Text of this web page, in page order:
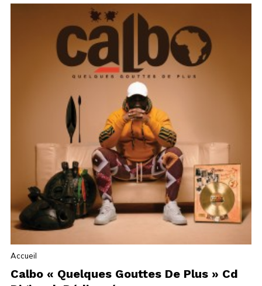
Accueil
Calbo « Quelques Gouttes De Plus » Cd